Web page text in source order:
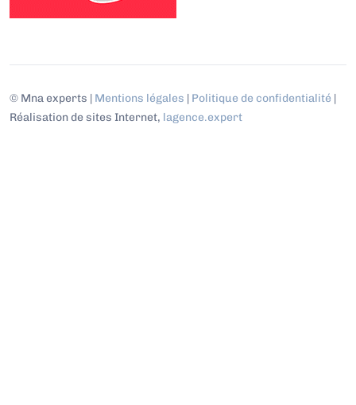
© Mna experts | Mentions légales | Politique de confidentialité |
Réalisation de sites Internet, lagence.expert